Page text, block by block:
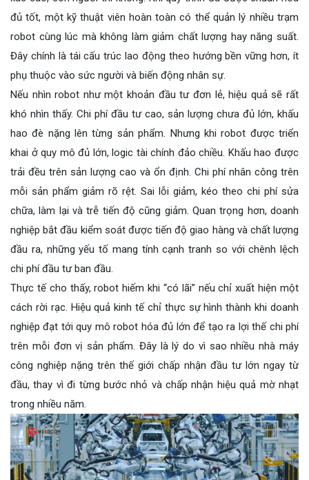
đủ tốt, một kỹ thuật viên hoàn toàn có thể quản lý nhiều trạm
robot cùng lúc mà không làm giảm chất lượng hay năng suất.
Đây chính là tái cấu trúc lao động theo hướng bền vững hơn, ít
phụ thuộc vào sức người và biến động nhân sự.
Nếu nhìn robot như một khoản đầu tư đơn lẻ, hiệu quả sẽ rất
khó nhìn thấy. Chi phí đầu tư cao, sản lượng chưa đủ lớn, khấu
hao đè nặng lên từng sản phẩm. Nhưng khi robot được triển
khai ở quy mô đủ lớn, logic tài chính đảo chiều. Khấu hao được
trải đều trên sản lượng cao và ổn định. Chi phí nhân công trên
mỗi sản phẩm giảm rõ rệt. Sai lỗi giảm, kéo theo chi phí sửa
chữa, làm lại và trễ tiến độ cũng giảm. Quan trọng hơn, doanh
nghiệp bắt đầu kiểm soát được tiến độ giao hàng và chất lượng
đầu ra, những yếu tố mang tính cạnh tranh so với chênh lệch
chi phí đầu tư ban đầu.
Thực tế cho thấy, robot hiếm khi “có lãi” nếu chỉ xuất hiện một
cách rời rạc. Hiệu quả kinh tế chỉ thực sự hình thành khi doanh
nghiệp đạt tới quy mô robot hóa đủ lớn để tạo ra lợi thế chi phí
trên mỗi đơn vị sản phẩm. Đây là lý do vì sao nhiều nhà máy
công nghiệp nặng trên thế giới chấp nhận đầu tư lớn ngay từ
đầu, thay vì đi từng bước nhỏ và chấp nhận hiệu quả mờ nhạt
trong nhiều năm.